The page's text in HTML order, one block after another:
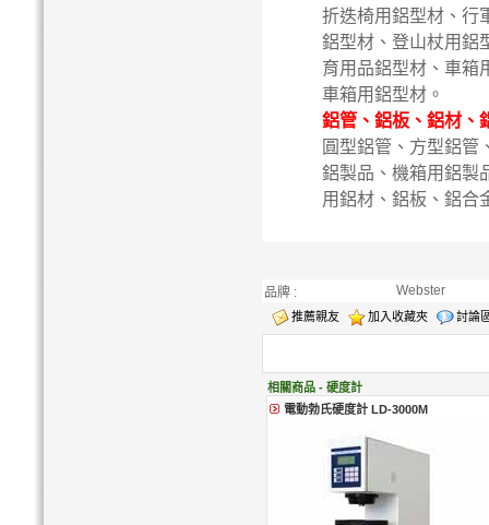
折迭椅用鋁型材、行
鋁型材、登山杖用鋁
育用品鋁型材、車箱
車箱用鋁型材。
鋁管、鋁板、鋁材、
圓型鋁管、方型鋁管
鋁製品、機箱用鋁製
用鋁材、鋁板、鋁合
品牌 : Webster
推薦親友 加入收藏夾 討論
相關商品 - 硬度計
電動勃氏硬度計 LD-3000M